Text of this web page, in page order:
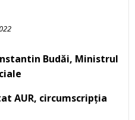
Budăi, Ministrul
AUR, circumscripția